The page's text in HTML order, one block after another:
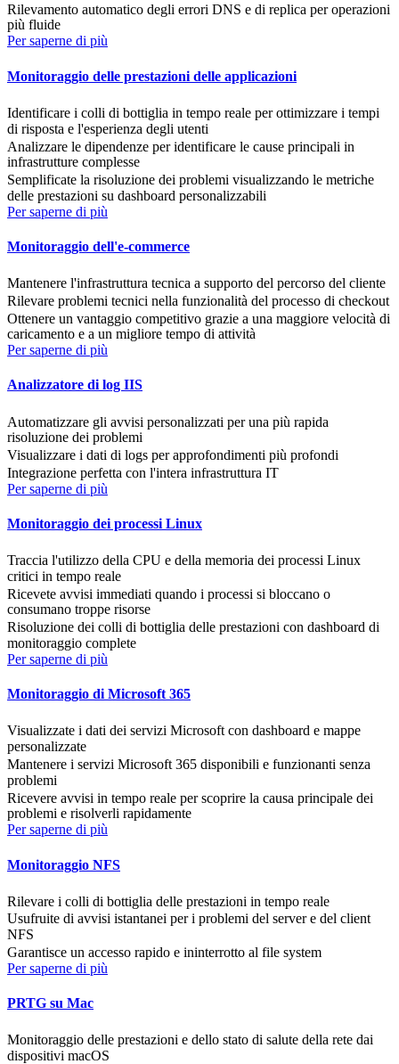
Rilevamento automatico degli errori DNS e di replica per operazioni
più fluide
Per saperne di più
Monitoraggio delle prestazioni delle applicazioni
Identificare i colli di bottiglia in tempo reale per ottimizzare i tempi
di risposta e l'esperienza degli utenti
Analizzare le dipendenze per identificare le cause principali in
infrastrutture complesse
Semplificate la risoluzione dei problemi visualizzando le metriche
delle prestazioni su dashboard personalizzabili
Per saperne di più
Monitoraggio dell'e-commerce
Mantenere l'infrastruttura tecnica a supporto del percorso del cliente
Rilevare problemi tecnici nella funzionalità del processo di checkout
Ottenere un vantaggio competitivo grazie a una maggiore velocità di
caricamento e a un migliore tempo di attività
Per saperne di più
Analizzatore di log IIS
Automatizzare gli avvisi personalizzati per una più rapida
risoluzione dei problemi
Visualizzare i dati di logs per approfondimenti più profondi
Integrazione perfetta con l'intera infrastruttura IT
Per saperne di più
Monitoraggio dei processi Linux
Traccia l'utilizzo della CPU e della memoria dei processi Linux
critici in tempo reale
Ricevete avvisi immediati quando i processi si bloccano o
consumano troppe risorse
Risoluzione dei colli di bottiglia delle prestazioni con dashboard di
monitoraggio complete
Per saperne di più
Monitoraggio di Microsoft 365
Visualizzate i dati dei servizi Microsoft con dashboard e mappe
personalizzate
Mantenere i servizi Microsoft 365 disponibili e funzionanti senza
problemi
Ricevere avvisi in tempo reale per scoprire la causa principale dei
problemi e risolverli rapidamente
Per saperne di più
Monitoraggio NFS
Rilevare i colli di bottiglia delle prestazioni in tempo reale
Usufruite di avvisi istantanei per i problemi del server e del client
NFS
Garantisce un accesso rapido e ininterrotto al file system
Per saperne di più
PRTG su Mac
Monitoraggio delle prestazioni e dello stato di salute della rete dai
dispositivi macOS